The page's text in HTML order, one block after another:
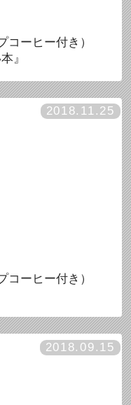
コーヒー付き）
』
2018.11.25
コーヒー付き）
2018.09.15